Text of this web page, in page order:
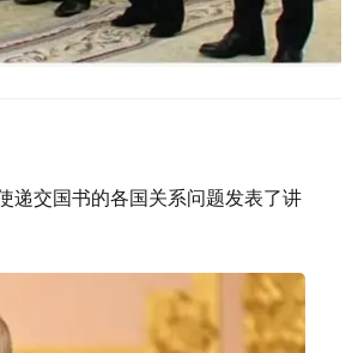
递交国书的各国关系问题发表了讲